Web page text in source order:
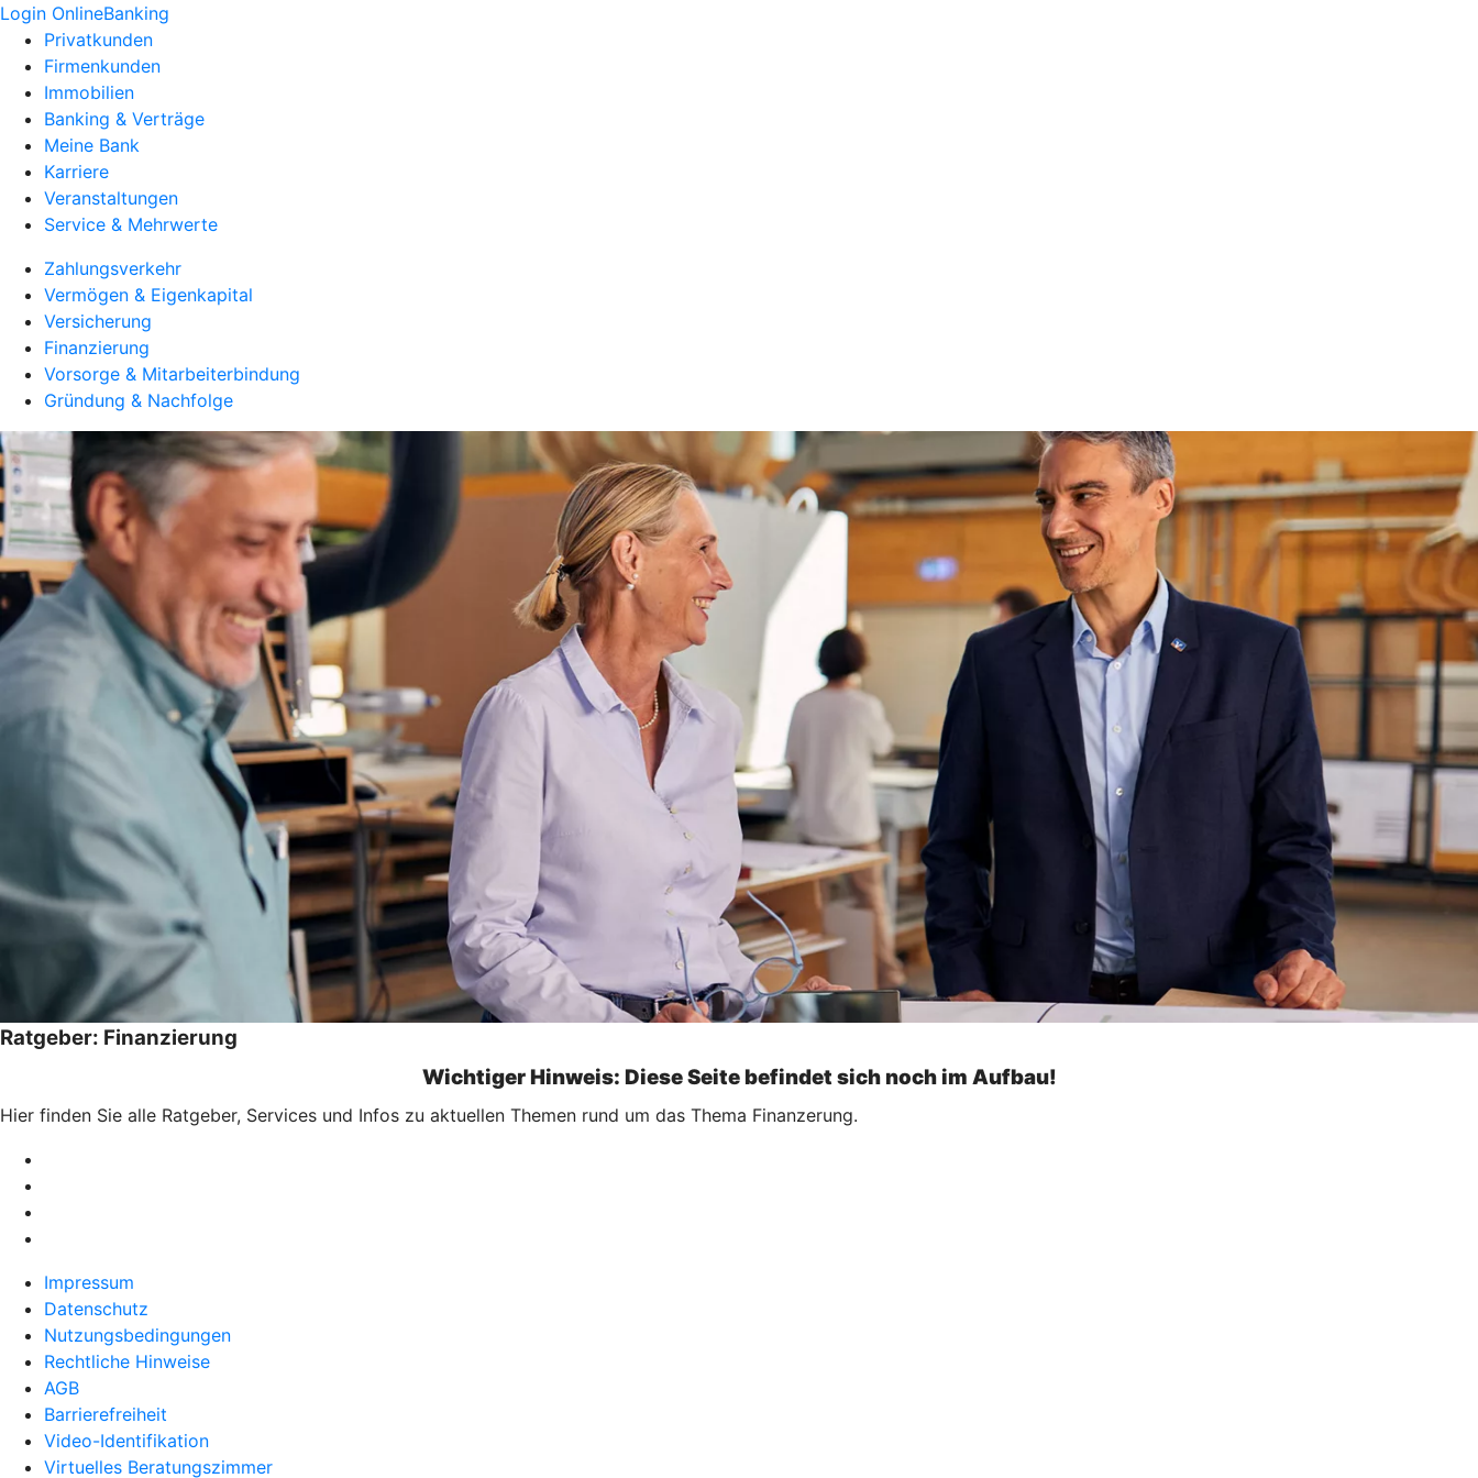
Login OnlineBanking
Privatkunden
Firmenkunden
Immobilien
Banking & Verträge
Meine Bank
Karriere
Veranstaltungen
Service & Mehrwerte
Zahlungsverkehr
Vermögen & Eigenkapital
Versicherung
Finanzierung
Vorsorge & Mitarbeiterbindung
Gründung & Nachfolge
Ratgeber: Finanzierung
Wichtiger Hinweis: Diese Seite befindet sich noch im Aufbau!
Hier finden Sie alle Ratgeber, Services und Infos zu aktuellen Themen rund um das Thema Finanzerung.
Impressum
Datenschutz
Nutzungsbedingungen
Rechtliche Hinweise
AGB
Barrierefreiheit
Video-Identifikation
Virtuelles Beratungszimmer